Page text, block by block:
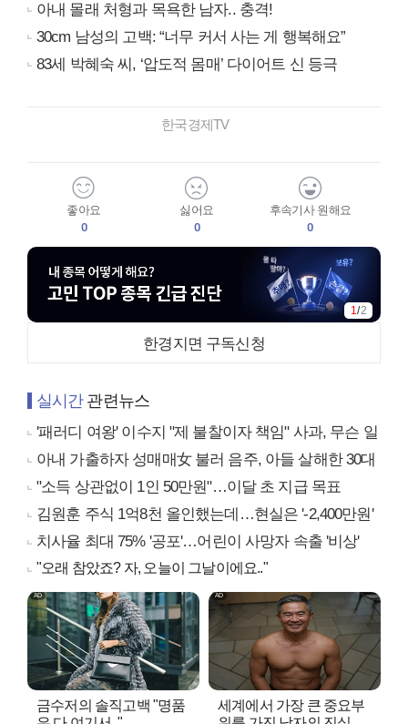
아내 몰래 처형과 목욕한 남자.. 충격!
30cm 남성의 고백: “너무 커서 사는 게 행복해요”
83세 박혜숙 씨, ‘압도적 몸매’ 다이어트 신 등극
한국경제TV
좋아요
0
싫어요
0
후속기사 원해요
0
1 /2
한경지면 구독신청
실시간관련뉴스
'패러디 여왕' 이수지 "제 불찰이자 책임" 사과, 무슨 일
아내 가출하자 성매매女 불러 음주, 아들 살해한 30대
"소득 상관없이 1인 50만원"…이달 초 지급 목표
김원훈 주식 1억8천 올인했는데…현실은 '-2,400만원'
치사율 최대 75% '공포'…어린이 사망자 속출 '비상'
"오래 참았죠? 자, 오늘이 그날이에요.."
금수저의 솔직고백 "명품
세계에서 가장 큰 중요부